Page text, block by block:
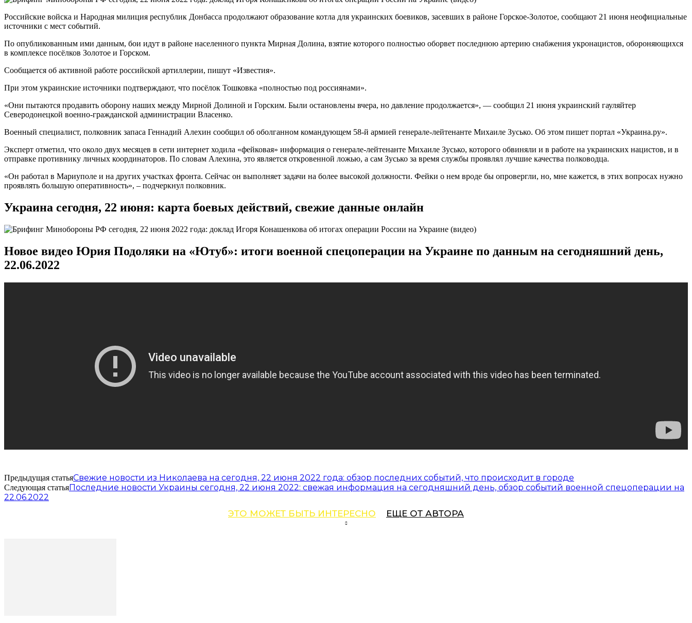
Российские войска и Народная милиция республик Донбасса продолжают образование котла для украинских боевиков, засевших в районе Горское-Золотое, сообщают 21 июня неофициальные
источники с мест событий.
По опубликованным ими данным, бои идут в районе населенного пункта Мирная Долина, взятие которого полностью оборвет последнюю артерию снабжения укронацистов, обороняющихся
в комплексе посёлков Золотое и Горском.
Сообщается об активной работе российской артиллерии, пишут «Известия».
При этом украинские источники подтверждают, что посёлок Тошковка «полностью под россиянами».
«Они пытаются продавить оборону наших между Мирной Долиной и Горским. Были остановлены вчера, но давление продолжается», — сообщил 21 июня украинский гауляйтер
Северодонецкой военно-гражданской администрации Власенко.
Военный специалист, полковник запаса Геннадий Алехин сообщил об оболганном командующем 58-й армией генерале-лейтенанте Михаиле Зусько. Об этом пишет портал «Украина.ру».
Эксперт отметил, что около двух месяцев в сети интернет ходила «фейковая» информация о генерале-лейтенанте Михаиле Зусько, которого обвиняли и в работе на украинских нацистов, и в
отправке противнику личных координаторов. По словам Алехина, это является откровенной ложью, а сам Зусько за время службы проявлял лучшие качества полководца.
«Он работал в Мариуполе и на других участках фронта. Сейчас он выполняет задачи на более высокой должности. Фейки о нем вроде бы опровергли, но, мне кажется, в этих вопросах нужно
проявлять большую оперативность», – подчеркнул полковник.
Украина сегодня, 22 июня: карта боевых действий, свежие данные онлайн
Новое видео Юрия Подоляки на «Ютуб»: итоги военной спецоперации на Украине по данным на сегодняшний день,
22.06.2022
Предыдущая статьяСвежие новости из Николаева на сегодня, 22 июня 2022 года: обзор последних событий, что происходит в городе
Следующая статьяПоследние новости Украины сегодня, 22 июня 2022: свежая информация на сегодняшний день, обзор событий военной спецоперации на
22.06.2022
ЭТО МОЖЕТ БЫТЬ ИНТЕРЕСНО ЕЩЕ ОТ АВТОРА